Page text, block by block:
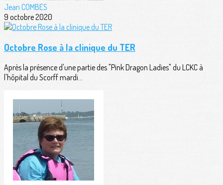
Jean COMBES
9 octobre 2020
Octobre Rose à la clinique du TER
Après la présence d'une partie des "Pink Dragon Ladies" du LCKC à
l'hôpital du Scorff mardi...